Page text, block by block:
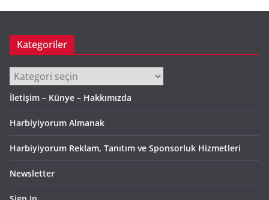
Kategoriler
Kategoriler
İletişim – Künye – Hakkımızda
Harbiyiyorum Almanak
Harbiyiyorum Reklam, Tanıtım ve Sponsorluk Hizmetleri
Newsletter